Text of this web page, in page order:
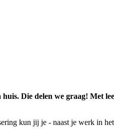
huis. Die delen we graag!
kun jij je - naast je werk in